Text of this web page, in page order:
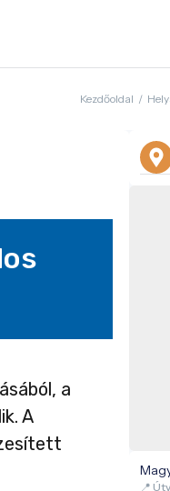
Kezdőoldal /
📍